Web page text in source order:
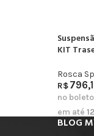
KIT
Rosca
R$
no boleto
em até 12
BLOG